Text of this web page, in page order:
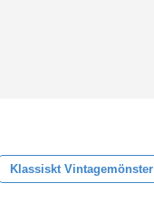
Klassiskt Vintagemönster